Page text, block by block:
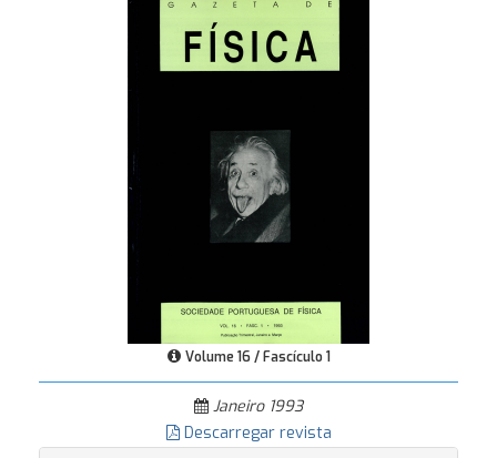
Volume 16 / Fascículo 1
Janeiro 1993
Descarregar revista